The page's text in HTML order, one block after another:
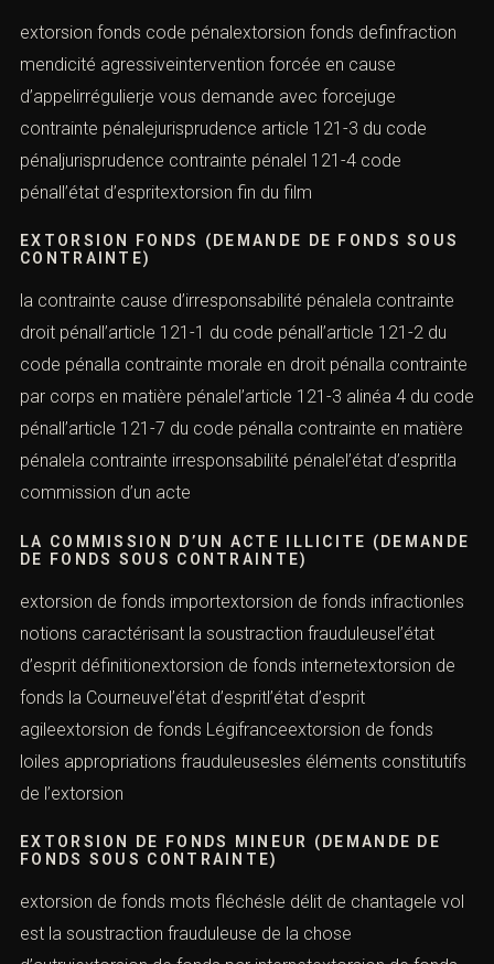
extorsion fonds code pénalextorsion fonds definfraction
mendicité agressiveintervention forcée en cause
d’appelirrégulierje vous demande avec forcejuge
contrainte pénalejurisprudence article 121-3 du code
pénaljurisprudence contrainte pénalel 121-4 code
pénall’état d’espritextorsion fin du film
EXTORSION FONDS (DEMANDE DE FONDS SOUS
CONTRAINTE)
la contrainte cause d’irresponsabilité pénalela contrainte
droit pénall’article 121-1 du code pénall’article 121-2 du
code pénalla contrainte morale en droit pénalla contrainte
par corps en matière pénalel’article 121-3 alinéa 4 du code
pénall’article 121-7 du code pénalla contrainte en matière
pénalela contrainte irresponsabilité pénalel’état d’espritla
commission d’un acte
LA COMMISSION D’UN ACTE ILLICITE (DEMANDE
DE FONDS SOUS CONTRAINTE)
extorsion de fonds importextorsion de fonds infractionles
notions caractérisant la soustraction frauduleusel’état
d’esprit définitionextorsion de fonds internetextorsion de
fonds la Courneuvel’état d’espritl’état d’esprit
agileextorsion de fonds Légifranceextorsion de fonds
loiles appropriations frauduleusesles éléments constitutifs
de l’extorsion
EXTORSION DE FONDS MINEUR (DEMANDE DE
FONDS SOUS CONTRAINTE)
extorsion de fonds mots fléchésle délit de chantagele vol
est la soustraction frauduleuse de la chose